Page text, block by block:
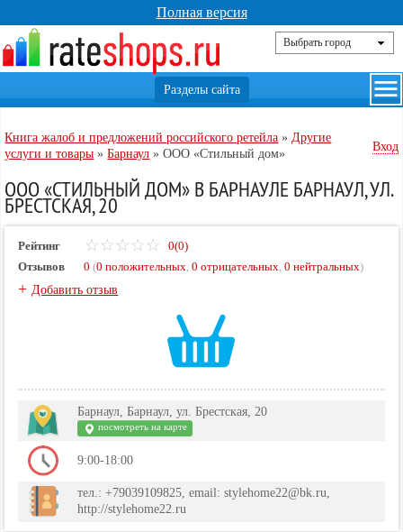
Полная версия
Книга жалоб и предложений российского ретейла »Другие
услуги и товары »Барнаул »ООО «Стильный дом»
Вход
ООО «СТИЛЬНЫЙ ДОМ» В БАРНАУЛЕ БАРНАУЛ, УЛ.
БРЕСТСКАЯ, 20
Рейтинг
0(0)
Отзывов
0 (0 положительных,0 отрицательных,0 нейтральных)
+Добавить отзыв
Барнаул, Барнаул, ул. Брестская, 20
посмотреть на карте
9:00-18:00
тел.: +79039109825, email: stylehome22@bk.ru,
http://stylehome22.ru